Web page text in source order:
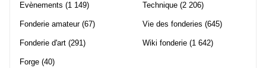
Evènements (1 149)
Fonderie amateur(67)
Fonderie d'art (291)
Forge (40)
Technique (2 206)
Vie des fonderies (645)
Wiki fonderie (1 642)